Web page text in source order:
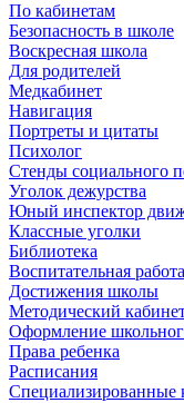
По кабинетам
Безопасность в школе
Воскресная школа
Для родителей
Медкабинет
Навигация
Портреты и цитаты
Психолог
Стенды социального
Уголок дежурства
Юный инспектор
Классные уголки
Библиотека
Воспитательная работа
Достижения школы
Методический
Оформление
Права ребенка
Расписания
Специализированные